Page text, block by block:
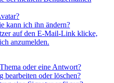
kann ich ihn ändern?
auf den E-Mail-Link klicke,
anzumelden.
oder eine Antwort?
bearbeiten oder löschen?